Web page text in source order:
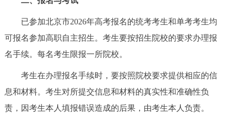
中介服务 阳光政务
政民互动
12345网上接诉即办 我要咨询 我要建议
已参加北京市2026年高考报名的统考考生和单考考生均
可报名参加高职自主招生。考生要按招生院校的要求办理报
名手续。每名考生限报一所院校。
考生在办理报名手续时，要按照院校要求提供相应的信
息和材料。考生对所提交信息和材料的真实性和准确性负
责，因考生本人填报错误造成的后果，由考生本人负责。